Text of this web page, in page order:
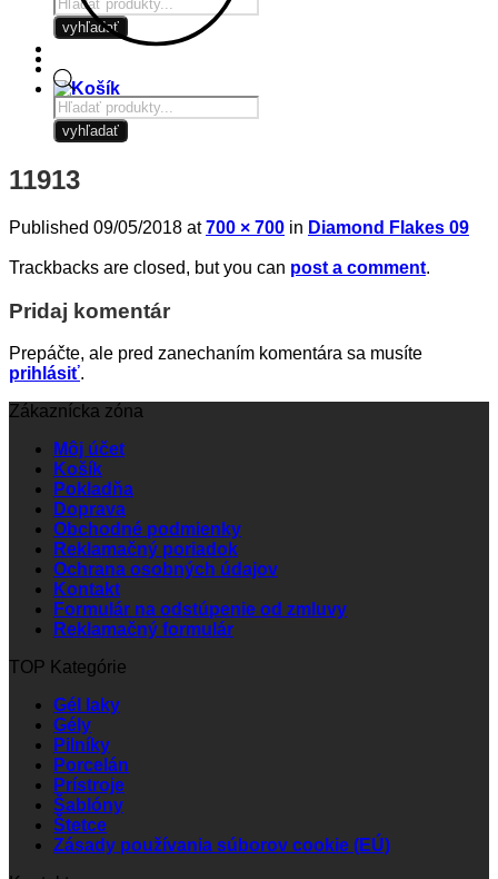
search
vyhľadať
Products
search
vyhľadať
11913
Published 09/05/2018 at700 × 700 in Diamond Flakes 09
Trackbacks are closed, but you can post a comment.
Pridaj komentár
Prepáčte, ale pred zanechaním komentára sa musíte
prihlásiť.
Zákaznícka zóna
Môj účet
Košík
Pokladňa
Doprava
Obchodné podmienky
Reklamačný poriadok
Ochrana osobných údajov
Kontakt
Formulár na odstúpenie od zmluvy
Reklamačný formulár
TOP Kategórie
Gél laky
Gély
Pilníky
Porcelán
Prístroje
Šablóny
Štetce
Zásady používania súborov cookie (EÚ)